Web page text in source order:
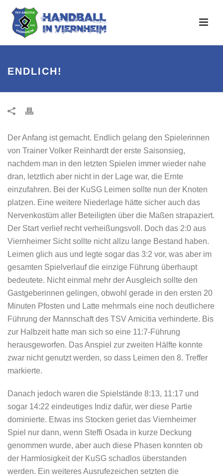
ENDLICH!
Der Anfang ist gemacht. Endlich gelang den Spielerinnen
von Trainer Volker Reinhardt der erste Saisonsieg,
nachdem man in den letzten Spielen immer wieder nahe
dran, letztlich aber nicht in der Lage war, die Ernte
einzufahren. Bei der KuSG Leimen sollte nun der Knoten
platzen. Eine weitere Niederlage hätte sicher auch das
Nervenkostüm aller Beteiligten über die Maßen strapaziert.
Der Start verlief recht verheißungsvoll. Doch das 2:0 aus
Viernheimer Sicht sollte nicht allzu lange Bestand haben.
Leimen glich aus und legte sogar das 3:2 vor, was aber im
gesamten Spielverlauf die einzige Führung überhaupt
bedeutete. Nicht einmal mehr der Ausgleich sollte den
Gastgeberinnen gelingen, obwohl gerade in den ersten 20
Minuten Pfosten und Latte mehrmals eine noch deutlichere
Führung der Mannschaft des TSV Amicitia verhinderte. Bis
zur Halbzeit hatte man sich so eine 11:7-Führung
herausgeworfen. Das Anspiel zur zweiten Hälfte konnte
zwar nicht genutzt werden, so dass Leimen den 8. Treffer
markierte.
Danach jedoch waren die Spielstände 8:13, 11:17 und
sogar 14:22 eindeutiges Indiz dafür, wer diese Partie
dominierte. Etwas ins Stocken geriet das Viernheimer
Spiel nur dann, wenn Steffi Osada in kurze Deckung
genommen wurde, aber auch diese Phasen konnten ob
der Harmlosigkeit der KuSG schadlos überstanden
werden. Ein weiteres Ausrufezeichen setzten die